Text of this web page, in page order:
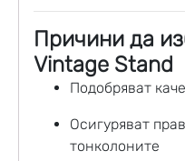
Причини да
Vintage Stand
Подобряват
Осигуряват
тонколоните